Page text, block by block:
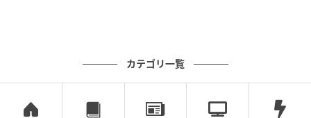
カテゴリ一覧